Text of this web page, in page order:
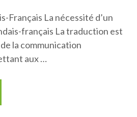
Français La nécessité d’un
français La traduction est
la communication
aux …